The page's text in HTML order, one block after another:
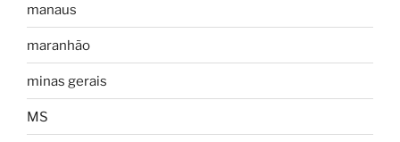
manaus
maranhão
minas gerais
MS